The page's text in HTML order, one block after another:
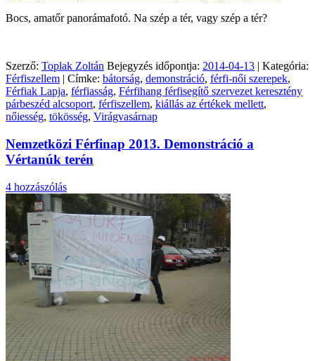
Bocs, amatőr panorámafotó. Na szép a tér, vagy szép a tér?
Szerző: Toplak Zoltán Bejegyzés időpontja: 2014-04-13 | Kategória:
Férfiszellem | Címke: bátorság, demonstráció, férfi-női szerepek,
Férfiak Lapja, férfiasság, Férfihang férfisegítő szervezet keresztény
párbeszéd alcsoport, férfiszellem, kiállás az értékek mellett,
nőiesség, tökösség, Virágvasárnap
Nemzetközi Férfinap 2013. Demonstráció a
Vértanúk terén
4 hozzászólás